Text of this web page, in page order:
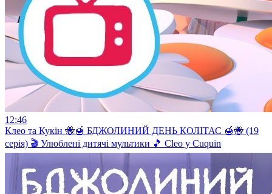
12:46
Клео та Кукiн 🐝🍯 БДЖОЛИНИЙ ДЕНЬ КОЛІТАС 🍯🐝 (19
серія) 🎬 Улюблені дитячі мультики 🎵 Cleo y Cuquin